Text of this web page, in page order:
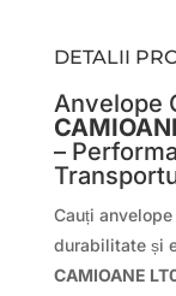
DETALII
Anvelope
–
Cauți
durabilitate și
CAMIOANE